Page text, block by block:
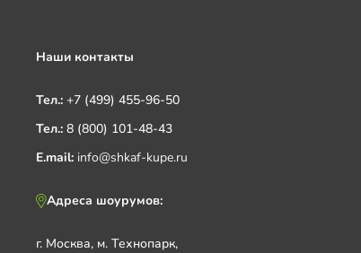
Наши контакты
Тел.: +7 (499) 455-96-50
Тел.: 8 (800) 101-48-43
E.mail: info@shkaf-kupe.ru
Адреса шоурумов:
г. Москва, м. Технопарк,